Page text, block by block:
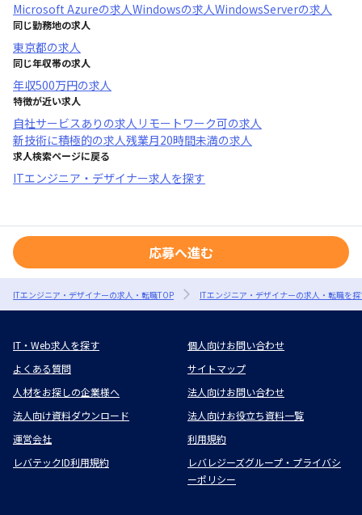
Microsoft Azureの求人Windowsの求人WindowsServerの求人
同じ勤務地の求人
東京都の求人
同じ年収帯の求人
年収500万円の求人
特徴が近い求人
自社サービスあり の求人 リモートワーク可の求人
新技術に積極的の求人残業月20時間未満の求人
求人検索ページに戻る
ITエンジニア・デザイナー求人を探す
応募へ進む
ITエンジニア・デザイナーの求人・転職TOP ITエンジニア・デザイナーの求人・転職を
IT・Web求人を探す
個人向けお問い合わせ
よくある質問
サイトマップ
人材をお探しの企業様へ
法人向けお問い合わせ
法人向け資料ダウンロード
法人向けお役立ち資料一覧
運営会社
利用規約
レバテックID利用規約
レバレジーズグループ・プライバシ
ーポリシー